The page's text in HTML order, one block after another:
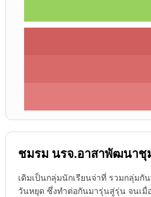
ชมรม นรจ.อาสาพัฒนา
เดิมเป็นกลุ่มนักเรียนจ่าที่ รวมกลุ่มกั
วันหยุด ซึ่งทำต่อกันมารุ่นสู่รุ่น จนเมื่